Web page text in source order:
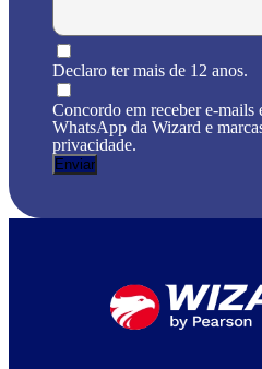
Declaro ter mais de 12 anos.
Concordo em receber e-mails
WhatsApp da Wizard e
privacidade.